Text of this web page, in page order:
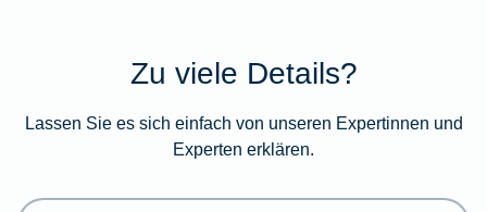
Zu viele Details?
Lassen Sie es sich einfach von unseren Expertinnen und
Experten erklären.